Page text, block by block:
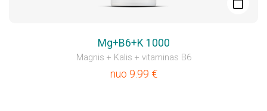
Mg+B6+K 1000
Magnis + Kalis + vitaminas B6
nuo 9.99 €